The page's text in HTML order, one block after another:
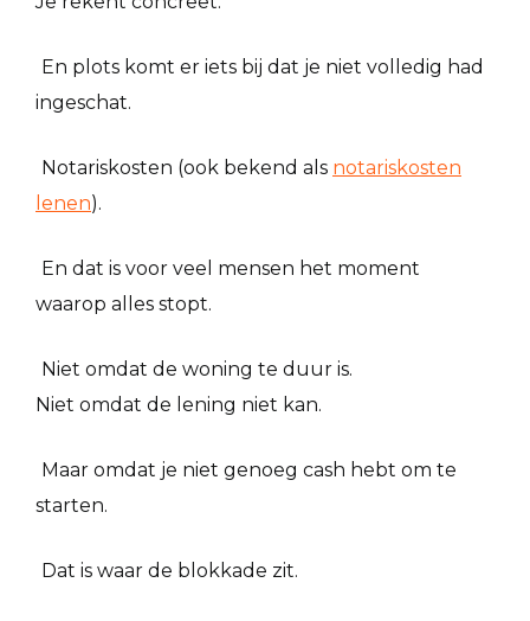
En plots komt er iets bij dat je niet volledig had
ingeschat.
Notariskosten (ook bekend als notariskosten
lenen).
En dat is voor veel mensen het moment
waarop alles stopt.
Niet omdat de woning te duur is.
Niet omdat de lening niet kan.
Maar omdat je niet genoeg cash hebt om te
starten.
Dat is waar de blokkade zit.